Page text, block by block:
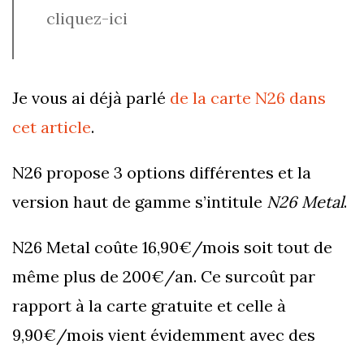
cliquez-ici
Je vous ai déjà parlé de la carte N26 dans
cet article.
N26 propose 3 options différentes et la
version haut de gamme s’intitule N26 Metal.
N26 Metal coûte 16,90€/mois soit tout de
même plus de 200€/an. Ce surcoût par
rapport à la carte gratuite et celle à
9,90€/mois vient évidemment avec des